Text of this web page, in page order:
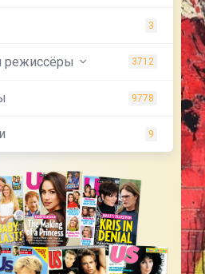
3
режиссёры 3712
9778
9